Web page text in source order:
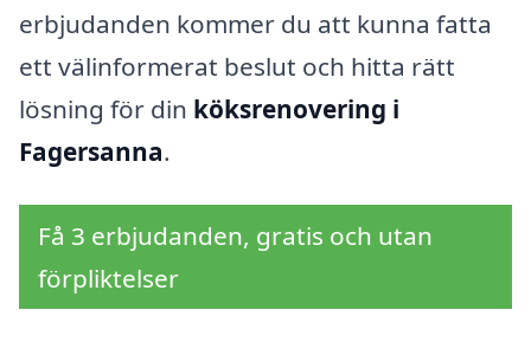
erbjudanden kommer du att kunna fatta
ett välinformerat beslut och hitta rätt
lösning för din köksrenovering i
Fagersanna.
Få 3 erbjudanden, gratis och utan
förpliktelser